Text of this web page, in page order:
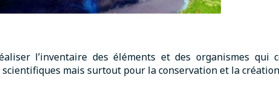
l’inventaire des éléments et des organismes qui
mais surtout pour la conservation et la